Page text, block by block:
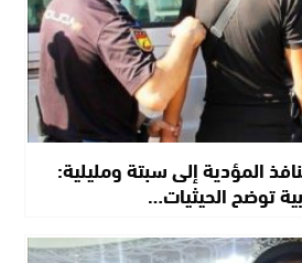
المؤدية إلى سبتة ومليلية:
توضح الحيثيات…